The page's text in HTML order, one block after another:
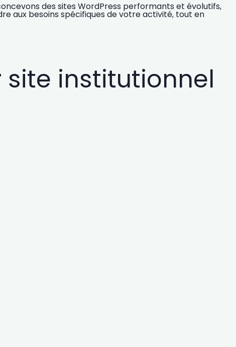
des sites WordPress performants et évolutifs,
aux besoins spécifiques de votre activité, tout en
institutionnel